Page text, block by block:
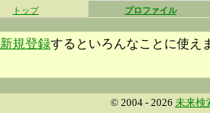
トップ プロファイル
新規登録するといろんなことに使え
© 2004 - 2026 未来検